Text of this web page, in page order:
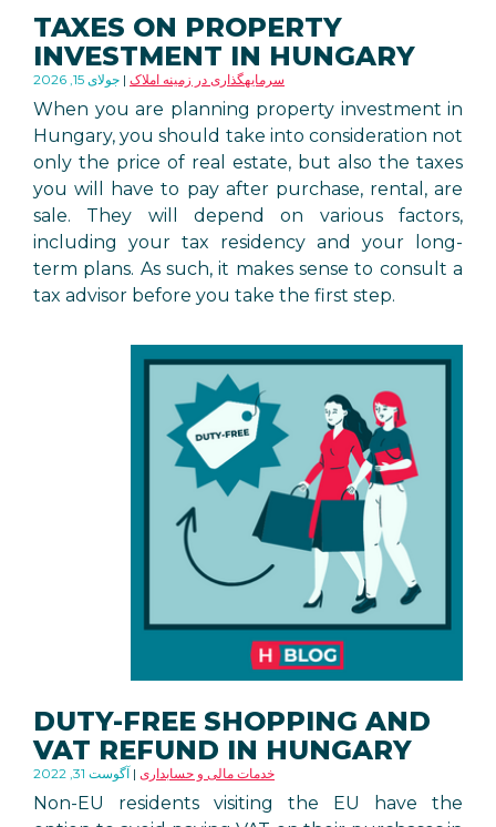
TAXES ON PROPERTY
INVESTMENT IN HUNGARY
جولای 15, 2026 سرمایهگذاری در زمینه املاک
When you are planning property investment in
Hungary, you should take into consideration not
only the price of real estate, but also the taxes
you will have to pay after purchase, rental, are
sale. They will depend on various factors,
including your tax residency and your long-
term plans. As such, it makes sense to consult a
tax advisor before you take the first step.
DUTY-FREE SHOPPING AND
VAT REFUND IN HUNGARY
آگوست 31, 2022 خدمات مالی و حسابداری
Non-EU residents visiting the EU have the